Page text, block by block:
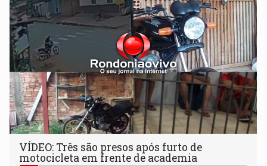
VÍDEO: Três são presos após furto de
motocicleta em frente de academia